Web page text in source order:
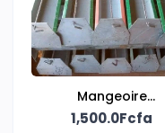
Mangeoire
métallique linéaire
1,500.0Fcfa